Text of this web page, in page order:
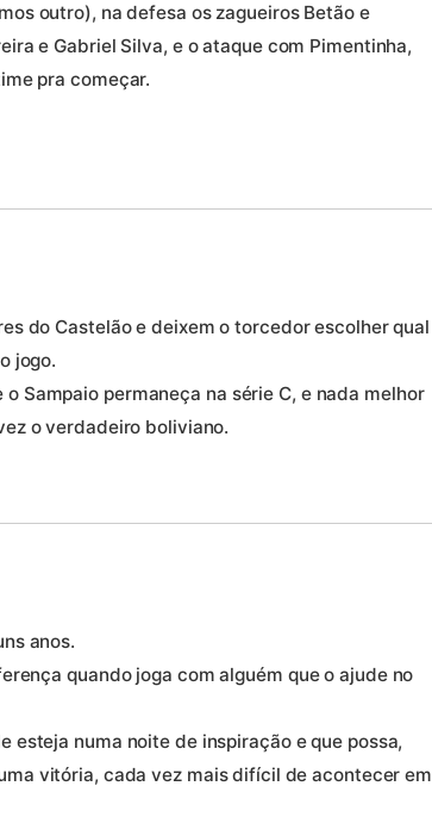
outro), na defesa os zagueiros Betão e
e Gabriel Silva, e o ataque com Pimentinha,
pra começar.
do Castelão e deixem o torcedor escolher qual
jogo.
Sampaio permaneça na série C, e nada melhor
o verdadeiro boliviano.
anos.
quando joga com alguém que o ajude no
esteja numa noite de inspiração e que possa,
vitória, cada vez mais difícil de acontecer em